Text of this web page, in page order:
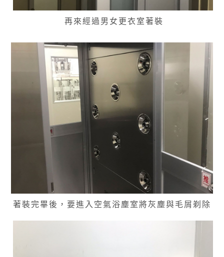
再來經過男女更衣室著裝
著裝完畢後，要進入空氣浴塵室將灰塵與毛屑剃除